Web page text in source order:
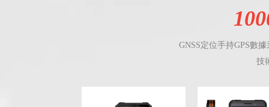
GNSS定位手持GPS數
技